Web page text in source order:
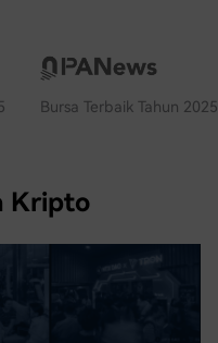
Bursa Terbaik Tahun 2025
Kripto